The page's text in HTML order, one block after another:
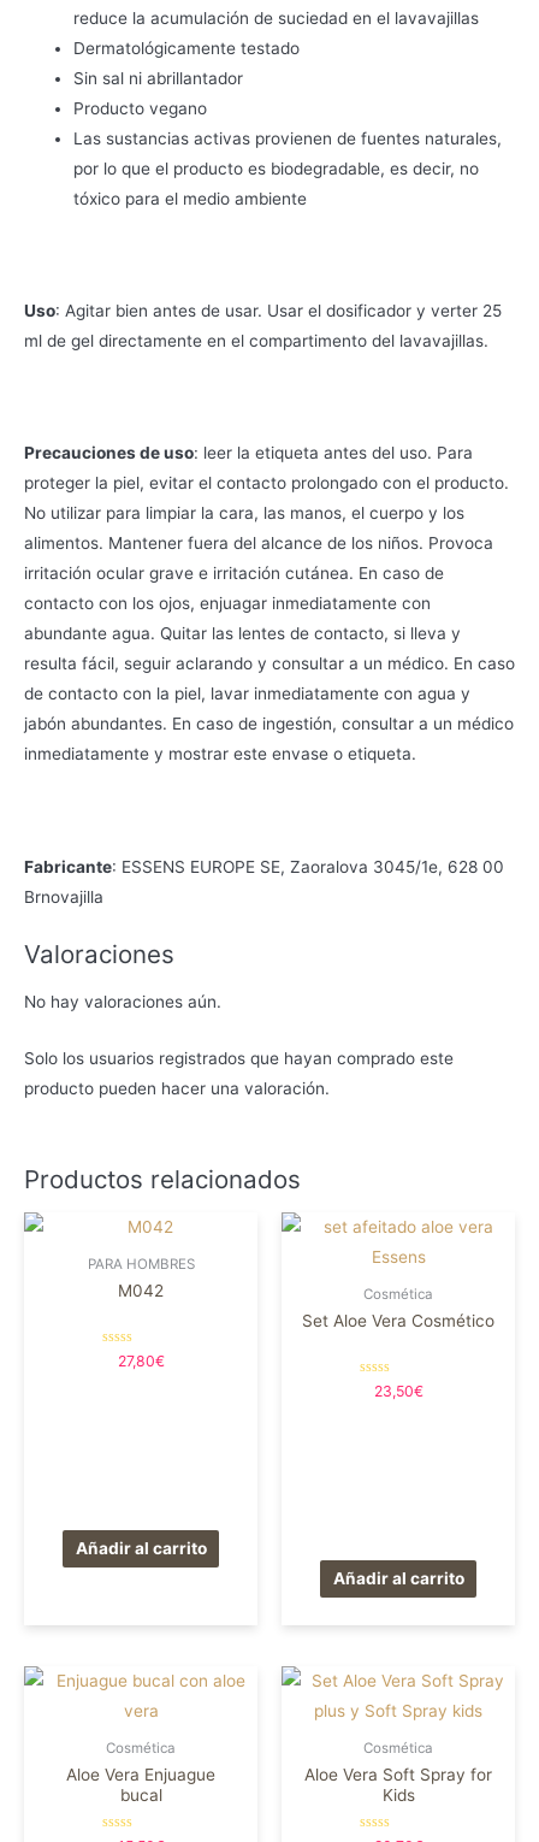
reduce la acumulación de suciedad en el lavavajillas
Dermatológicamente testado
Sin sal ni abrillantador
Producto vegano
Las sustancias activas provienen de fuentes naturales,
por lo que el producto es biodegradable, es decir, no
tóxico para el medio ambiente
Uso: Agitar bien antes de usar. Usar el dosificador y verter 25
ml de gel directamente en el compartimento del lavavajillas.
Precauciones de uso: leer la etiqueta antes del uso. Para
proteger la piel, evitar el contacto prolongado con el producto.
No utilizar para limpiar la cara, las manos, el cuerpo y los
alimentos. Mantener fuera del alcance de los niños. Provoca
irritación ocular grave e irritación cutánea. En caso de
contacto con los ojos, enjuagar inmediatamente con
abundante agua. Quitar las lentes de contacto, si lleva y
resulta fácil, seguir aclarando y consultar a un médico. En caso
de contacto con la piel, lavar inmediatamente con agua y
jabón abundantes. En caso de ingestión, consultar a un médico
inmediatamente y mostrar este envase o etiqueta.
Fabricante: ESSENS EUROPE SE, Zaoralova 3045/1e, 628 00
Brnovajilla
Valoraciones
No hay valoraciones aún.
Solo los usuarios registrados que hayan comprado este
producto pueden hacer una valoración.
Productos relacionados
PARA HOMBRES
M042
Valorado
27,80€
Añadir al carrito
Cosmética
Set Aloe Vera Cosmético
Valorado
23,50€
Añadir al carrito
Cosmética
Aloe Vera Enjuague
bucal
Cosmética
Aloe Vera Soft Spray for
Kids